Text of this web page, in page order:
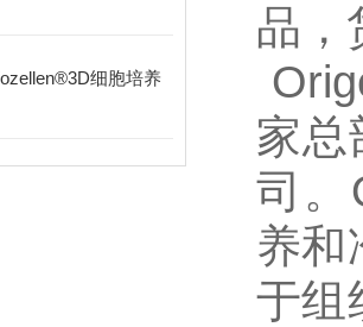
细胞培养
品，
家总
司。
养和
于组